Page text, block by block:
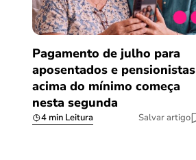
Pagamento de julho para
aposentados e pensionistas
acima do mínimo começa
nesta segunda
4 min Leitura Salvar artigo